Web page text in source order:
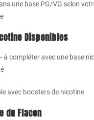
une base PG/VG selon
Disponibles
à compléter avec une base
avec boosters de nicotine
du Flacon